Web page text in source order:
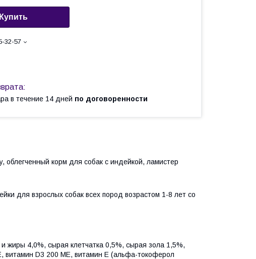
Купить
32-57
в течение 14 дней по договоренности
облегченный корм для собак с индейкой, ламистер
для взрослых собак всех пород возрастом 1-8 лет со
жиры 4,0%, сырая клетчатка 0,5%, сырая зола 1,5%,
витамин D3 200 МЕ, витамин Е (альфа-токоферол